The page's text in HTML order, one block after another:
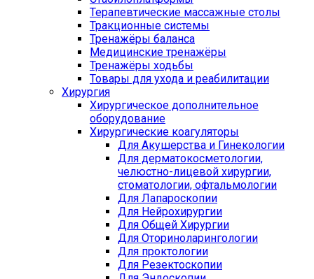
Терапевтические массажные столы
Тракционные системы
Тренажёры баланса
Медицинские тренажёры
Тренажёры ходьбы
Товары для ухода и реабилитации
Хирургия
Хирургическое дополнительное
оборудование
Хирургические коагуляторы
Для Акушерства и Гинекологии
Для дерматокосметологии,
челюстно-лицевой хирургии,
стоматологии, офтальмологии
Для Лапароскопии
Для Нейрохирургии
Для Общей Хирургии
Для Оториноларингологии
Для проктологии
Для Резектоскопии